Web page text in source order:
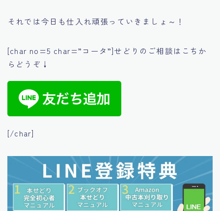
それでは今日も仕入れ頑張っていきましょ～！
[char no=5 char=”コータ”]せどりのご相談はこちか
らどうぞ↓
[/char]